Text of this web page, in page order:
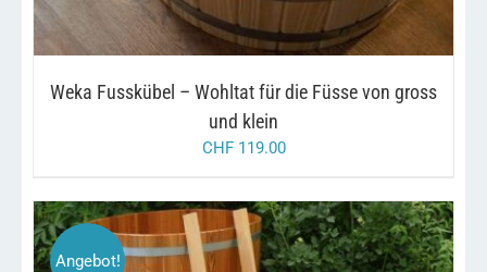
Weka Fusskübel – Wohltat für die Füsse von gross
und klein
CHF119.00
Angebot!